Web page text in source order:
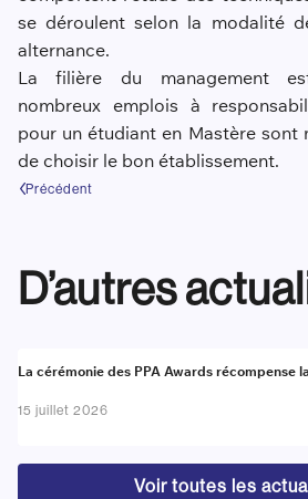
se déroulent selon la modalité
alternance.
La filière du management
nombreux emplois à
pour un étudiant en Mastère sont
de choisir le bon établissement.
Précédent
D’autres
Actualité
La cérémonie des PPA Awards récompense
15 juillet 2026
Voir toutes les